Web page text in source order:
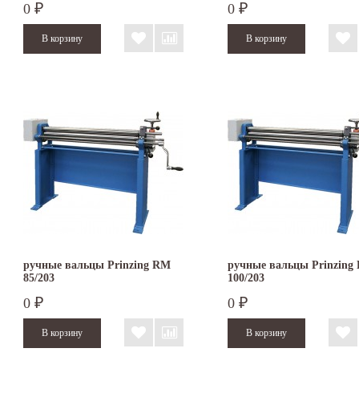
0 ₽ 0 ₽
ручные вальцы Prinzing RM
85/203
0 ₽
ручные вальцы Prinzing
100/203
0 ₽